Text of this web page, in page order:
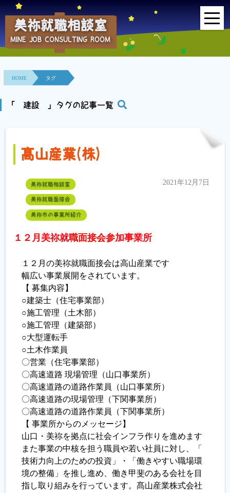
HOME
事業所紹介
就職面接会
利用者の声
地域連携事業
求人情報検索
美祢就職相談室
MINE JOB CONSULTING ROOM
HOME タグ
「 建設 」タグの記事一覧
髙山産業(株)
美祢就職相談室
美祢就職面接会
美祢市の事業所紹介
2021年12月7日
１２月美祢就職面接会参加事業所
１２月の美祢就職面接会は高山産業です
幅広い事業展開をされています。
【 募集内容】
○建築士（住宅事業部）
○施工管理（土木部）
○施工管理（建築部）
○大型運転手
○土木作業員
〇営業（住宅事業部）
〇高速道路 現場管理（山口事業所）
〇高速道路の道路作業員（山口事業所）
〇高速道路の現場管理（下関事業所）
〇高速道路の道路作業員（下関事業所）
【 事業所からのメッセージ】
山口・美祢を拠点に社会インフラ作りを進めます
また事業の中核を担う職員や若い社員に対し、「
技術力向上のための投資」・「働きやすい職場環
境の整備」を推し進め、働き甲斐のある会社を目
指し取り組みを行っています。髙山産業株式会社